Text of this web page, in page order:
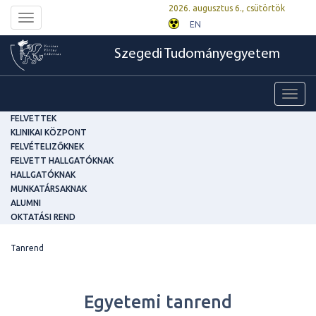
Toggle
navigation
2026. augusztus 6., csütörtök
EN
Szegedi Tudományegyetem
FELVETTEK
KLINIKAI KÖZPONT
FELVÉTELIZŐKNEK
FELVETT HALLGATÓKNAK
HALLGATÓKNAK
MUNKATÁRSAKNAK
ALUMNI
OKTATÁSI REND
Tanrend
Egyetemi tanrend